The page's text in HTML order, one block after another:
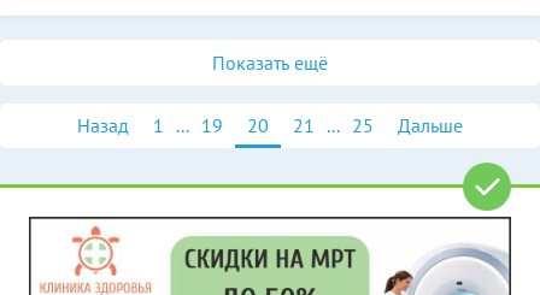
Показать ещё
Назад 1 ... 19 20 21 ... 25 Дальше